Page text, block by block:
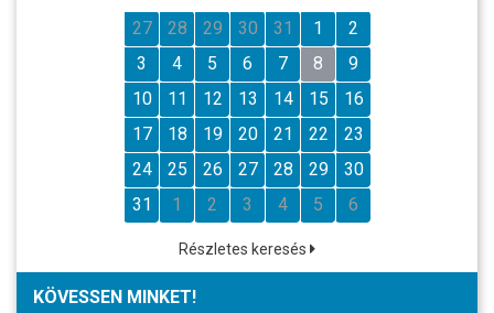
27
28 29 30 31 1
2
3
4 5 6 7 8
9
10
11 12 13 14 15
16
17
18 19 20 21 22
23
24
25 26 27 28 29
30
31
1 2 3 4 5 6
Részletes keresés
KÖVESSEN MINKET!